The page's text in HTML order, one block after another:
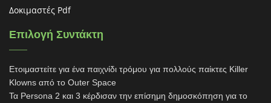
Δοκιμαστές Pdf
Επιλογή Συντάκτη
Ετοιμαστείτε για ένα παιχνίδι τρόμου για πολλούς παίκτες Killer
Klowns από το Outer Space
Τα Persona 2 και 3 κέρδισαν την επίσημη δημοσκόπηση για το